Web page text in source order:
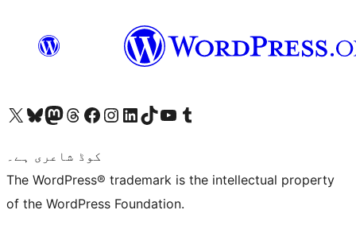
Visit our X (formerly Twitter) account
ہمارے بلیواسکائی اکاؤنٹ پر جائیں
Visit our Mastodon account
ہمارے ٹھریڈز اکاؤنٹ پر جائیں
Visit our Facebook page
Visit our Instagram account
Visit our LinkedIn account
ہمارے ٹک ٹاک اکاؤنٹ پر جائیں
Visit our YouTube channel
ہمارے ٹمبلر اکاؤنٹ پر جائیں
کوڈ شاعری ہے۔
The WordPress® trademark is the intellectual property
of the WordPress Foundation.